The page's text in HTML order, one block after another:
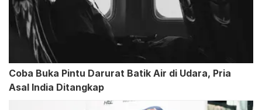
Coba Buka Pintu Darurat Batik Air di Udara, Pria
Asal India Ditangkap